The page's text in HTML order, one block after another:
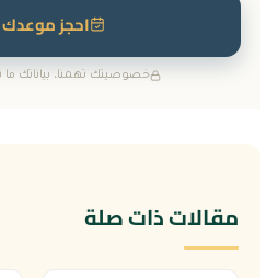
8–10 ص
6–8 م
احجز موعدك
خصوصيتك تهمنا، بياناتك ما
مقالات ذات صلة